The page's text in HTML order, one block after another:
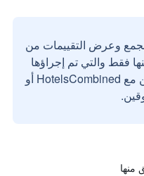
وعرض التقييمات من
فقط والتي تم إجراؤها
بواسطة مستخدمين حقيقيين مع HotelsCombined أو